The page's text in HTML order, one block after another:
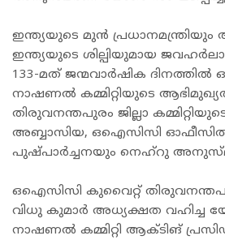
ഇന്ത്യയുടെ മുൻ
ഇന്ത്യയുടെ ശില്പിയുമായ
133-മത് ജന്മവാർഷിക
നാഷണൽ കമ്മിറ്റിയുടെ
തിരുവനന്തപുരം ജില്ലാ
അബ്ബാസിയ, ഒഐസിസി ഓഫീസിൽ
പുഷ്പാർച്ചനയും നെഹ്‌റു
ഒഐസിസി കുവൈറ്റ്
വിധു കുമാർ അധ്യക്ഷത വഹിച്ച
നാഷണൽ കമ്മിറ്റി ആക്ടിങ്